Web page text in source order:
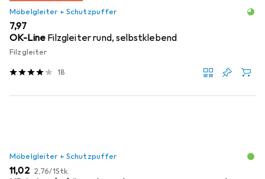
Möbelgleiter + Schutzpuffer
EUR
7,97
OK-Line Filzgleiter rund, selbstklebend
Filzgleiter
18
Möbelgleiter + Schutzpuffer
EUR
11,02 EUR
2,76/1Stk.